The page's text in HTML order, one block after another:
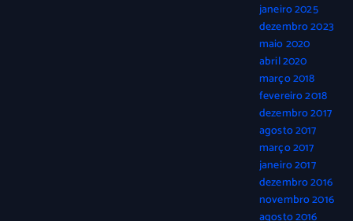
janeiro 2025
dezembro 2023
maio 2020
abril 2020
março 2018
fevereiro 2018
dezembro 2017
agosto 2017
março 2017
janeiro 2017
dezembro 2016
novembro 2016